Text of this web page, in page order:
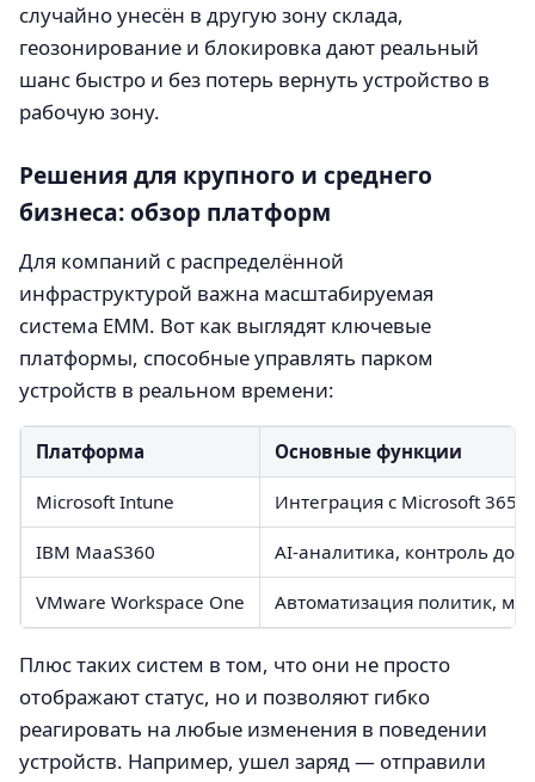
случайно унесён в другую зону склада,
геозонирование и блокировка дают реальный
шанс быстро и без потерь вернуть устройство в
рабочую зону.
Решения для крупного и среднего
бизнеса: обзор платформ
Для компаний с распределённой
инфраструктурой важна масштабируемая
система EMM. Вот как выглядят ключевые
платформы, способные управлять парком
устройств в реальном времени:
Платформа Основные функции
Microsoft Intune Интеграция с Microsoft 365,
IBM MaaS360 AI-аналитика, контроль
VMware Workspace One Автоматизация политик,
Плюс таких систем в том, что они не просто
отображают статус, но и позволяют гибко
реагировать на любые изменения в поведении
устройств. Например, ушел заряд — отправили